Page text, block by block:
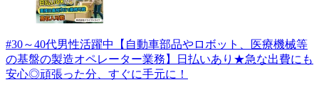
#30～40代男性活躍中【自動車部品やロボット、医療機械等
の基盤の製造オペレーター業務】日払いあり★急な出費にも
安心◎頑張った分、すぐに手元に！